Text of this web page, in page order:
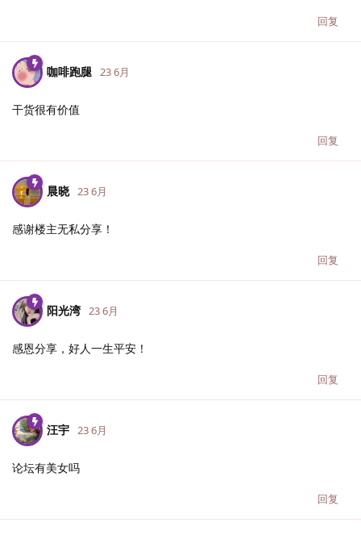
回复
咖啡跑腿 23 6月
干货很有价值
回复
晨晓 23 6月
感谢楼主无私分享！
回复
阳光湾 23 6月
感恩分享，好人一生平安！
回复
汪宇 23 6月
论坛有美女吗
回复